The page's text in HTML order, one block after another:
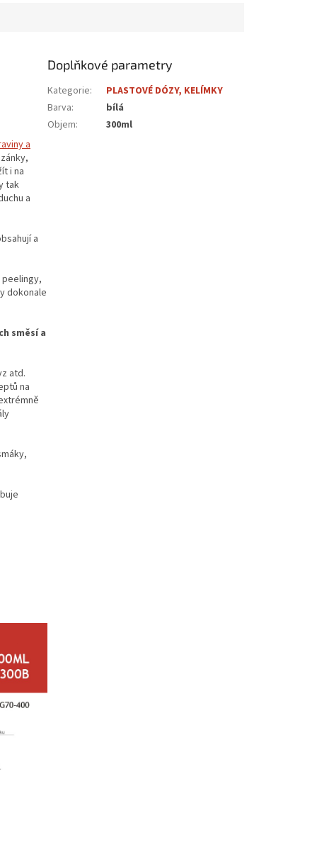
a
i na
tak
a
a
dokonale
směsí a
atd.
na
Doplňkové parametry
Kategorie:
PLASTOVÉ DÓZY, KELÍMKY
Barva:
bílá
Objem: 300ml